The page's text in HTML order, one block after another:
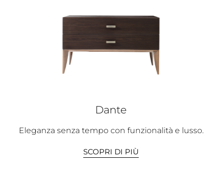
Dante
Eleganza senza tempo con funzionalità e lusso.
SCOPRI DI PIÙ